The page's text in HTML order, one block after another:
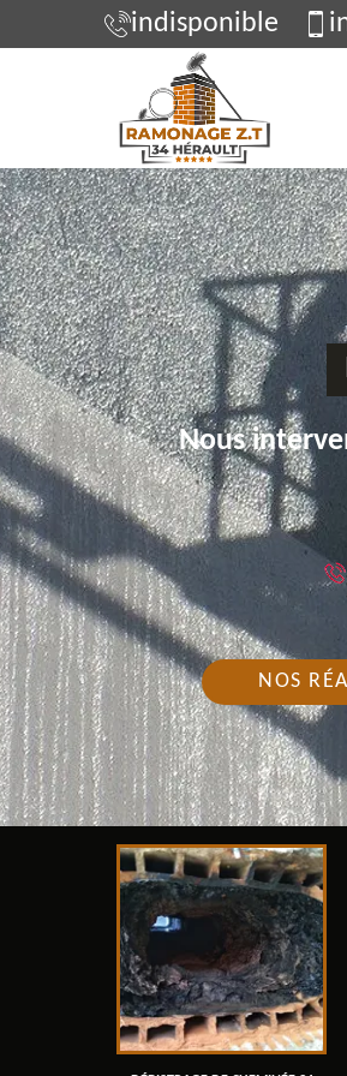
indisponible
Nous
NOS